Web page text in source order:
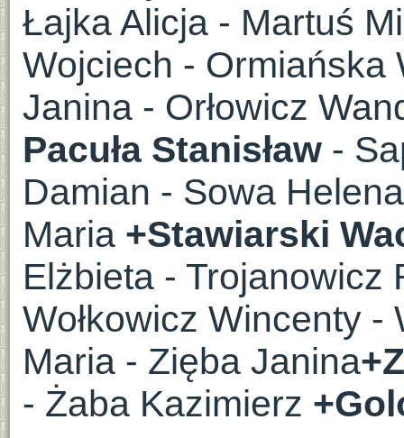
Łajka Alicja - Martuś
Wojciech - Ormiańska
Janina - Orłowicz
Pacuła Stanisław -
Damian - Sowa
Maria +Stawiarski
Elżbieta - Trojanowicz
Wołkowicz Wincenty
Maria - Zięba Janina
- Żaba Kazimierz